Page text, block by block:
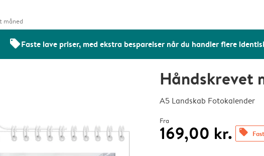
måned
offersFaste lave priser, med ekstra besparelser når du handler flere
Håndskrevet
A5 Landskab Fotokalender
Fra
169,00 kr. offers